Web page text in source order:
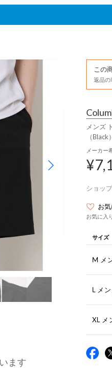
ます
この
返品の
メンズ
（Black）
メーカー
ショップ
お
お気に入
サイズ
M メ
L メ
XL メ